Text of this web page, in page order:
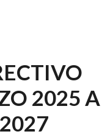
2025 A